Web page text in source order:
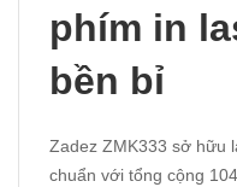
phím in
bền bỉ
Zadez ZMK333 sở hữu
chuẩn với tổng cộng